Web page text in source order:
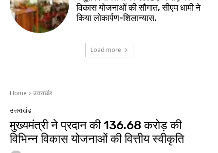
विकास योजनाओं की सौगात, सीएम धामी ने
किया लोकार्पण-शिलान्यास.
Load more